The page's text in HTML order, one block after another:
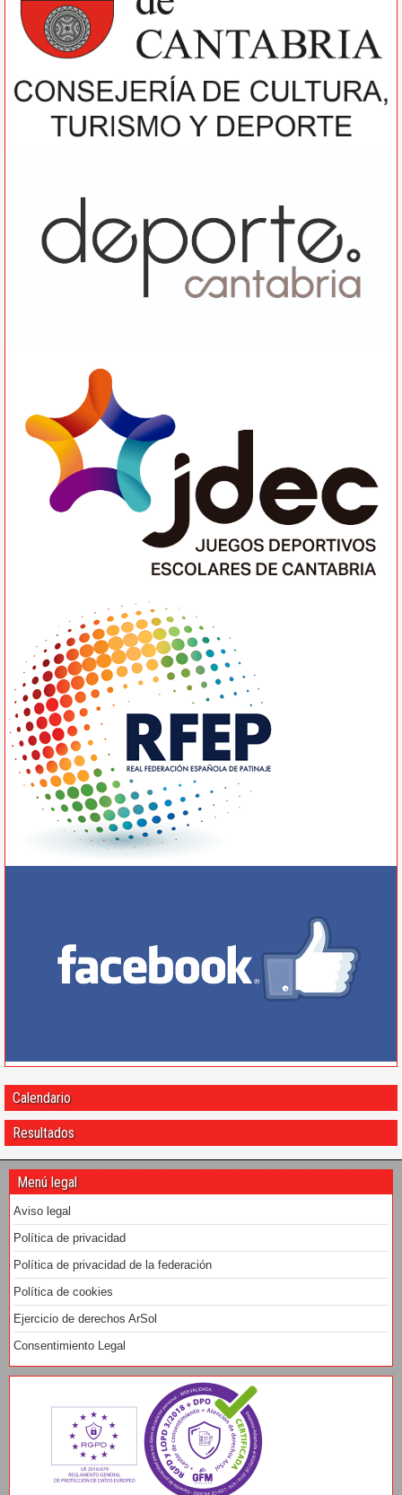
Calendario
Resultados
Menú legal
Aviso legal
Política de privacidad
Política de privacidad de la federación
Política de cookies
Ejercicio de derechos ArSol
Consentimiento Legal